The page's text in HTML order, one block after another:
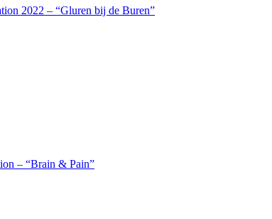
2022 – “Gluren bij de Buren”
– “Brain & Pain”